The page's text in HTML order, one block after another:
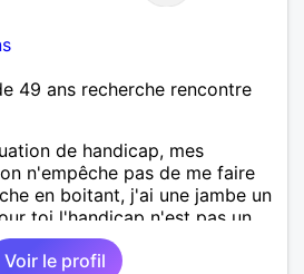
49 ans recherche rencontre
de handicap, mes
n'empêche pas de me faire
en boitant, j'ai une jambe un
toi l'handicap n'est pas un
pas!
Voir le profil